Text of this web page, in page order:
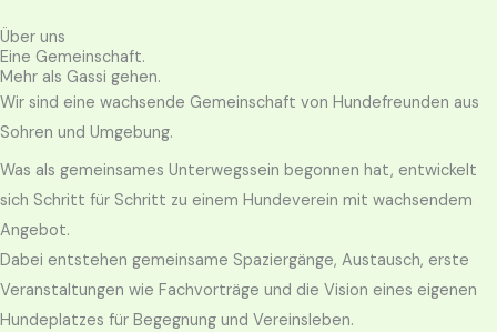
Über uns
Eine Gemeinschaft.
Mehr als Gassi gehen.
Wir sind eine wachsende Gemeinschaft von Hundefreunden aus
Sohren und Umgebung.
Was als gemeinsames Unterwegssein begonnen hat, entwickelt
sich Schritt für Schritt zu einem Hundeverein mit wachsendem
Angebot.
Dabei entstehen gemeinsame Spaziergänge, Austausch, erste
Veranstaltungen wie Fachvorträge und die Vision eines eigenen
Hundeplatzes für Begegnung und Vereinsleben.